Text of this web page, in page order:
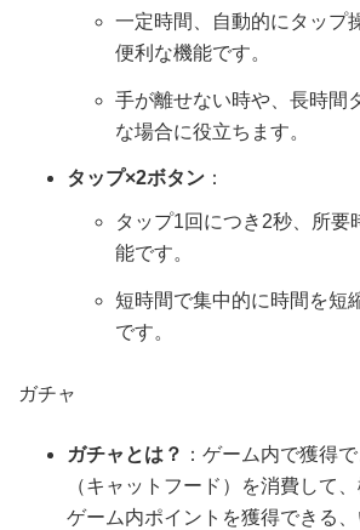
一定時間、自動的にタップ
便利な機能です。
手が離せない時や、長時間
な場合に役立ちます。
タップ×2ボタン ：
タップ1回につき2秒、所要
能です。
短時間で集中的に時間を短
です。
ガチャ
ガチャとは？ ：ゲーム内で獲得
（キャットフード）を消費して
ゲーム内ポイントを獲得できる